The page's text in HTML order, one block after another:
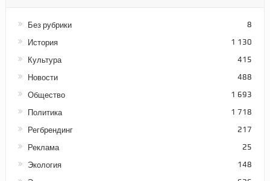
Без рубрики 8
История 1 130
Культура 415
Новости 488
Общество 1 693
Политика 1 718
Регбрендинг 217
Реклама 25
Экология 148